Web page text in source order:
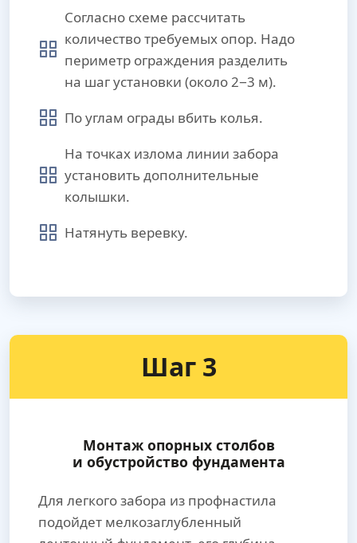
Согласно схеме рассчитать
количество требуемых опор. Надо
периметр ограждения разделить
на шаг установки (около 2−3 м).
По углам ограды вбить колья.
На точках излома линии забора
установить дополнительные
колышки.
Натянуть веревку.
Шаг 3
Монтаж опорных столбов
и обустройство фундамента
Для легкого забора из профнастила
подойдет мелкозаглубленный